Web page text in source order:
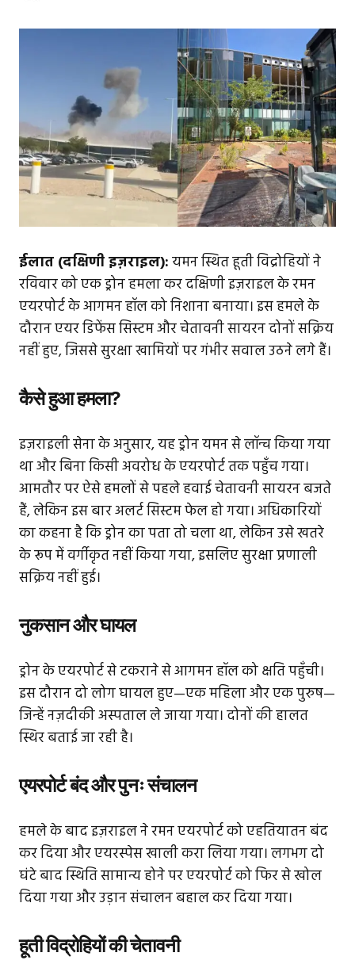
ईलात (दक्षिणी इज़राइल):यमन स्थित हूती विद्रोहियों ने
रविवार को एक ड्रोन हमला कर दक्षिणी इज़राइल के रमन
एयरपोर्ट के आगमन हॉल को निशाना बनाया। इस हमले के
दौरान एयर डिफेंस सिस्टम और चेतावनी सायरन दोनों सक्रिय
नहीं हुए, जिससे सुरक्षा खामियों पर गंभीर सवाल उठने लगे हैं।
कैसे हुआ हमला?
इज़राइली सेना के अनुसार, यह ड्रोन यमन से लॉन्च किया गया
था और बिना किसी अवरोध के एयरपोर्ट तक पहुँच गया।
आमतौर पर ऐसे हमलों से पहले हवाई चेतावनी सायरन बजते
हैं, लेकिन इस बार अलर्ट सिस्टम फेल हो गया। अधिकारियों
का कहना है कि ड्रोन का पता तो चला था, लेकिन उसे खतरे
के रूप में वर्गीकृत नहीं किया गया, इसलिए सुरक्षा प्रणाली
सक्रिय नहीं हुई।
नुकसान और घायल
ड्रोन के एयरपोर्ट से टकराने से आगमन हॉल को क्षति पहुँची।
इस दौरान दो लोग घायल हुए—एक महिला और एक पुरुष—
जिन्हें नज़दीकी अस्पताल ले जाया गया। दोनों की हालत
स्थिर बताई जा रही है।
एयरपोर्ट बंद और पुनः संचालन
हमले के बाद इज़राइल ने रमन एयरपोर्ट को एहतियातन बंद
कर दिया और एयरस्पेस खाली करा लिया गया। लगभग दो
घंटे बाद स्थिति सामान्य होने पर एयरपोर्ट को फिर से खोल
दिया गया और उड़ान संचालन बहाल कर दिया गया।
हूती विद्रोहियों की चेतावनी